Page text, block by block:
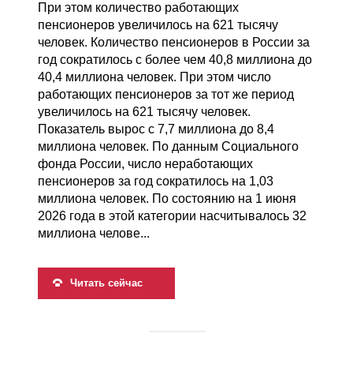
При этом количество работающих
пенсионеров увеличилось на 621 тысячу
человек. Количество пенсионеров в России за
год сократилось с более чем 40,8 миллиона до
40,4 миллиона человек. При этом число
работающих пенсионеров за тот же период
увеличилось на 621 тысячу человек.
Показатель вырос с 7,7 миллиона до 8,4
миллиона человек. По данным Социального
фонда России, число неработающих
пенсионеров за год сократилось на 1,03
миллиона человек. По состоянию на 1 июня
2026 года в этой категории насчитывалось 32
миллиона челове...
Читать сейчас